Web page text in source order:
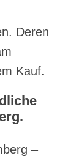
Deren
Kauf.
–